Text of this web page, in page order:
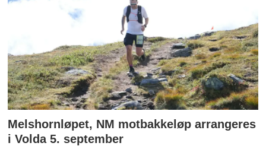
Melshornløpet, NM motbakkeløp arrangeres
i Volda 5. september